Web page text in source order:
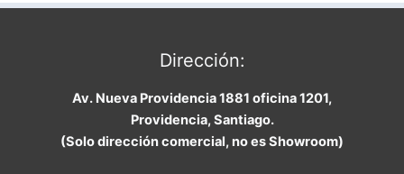
Dirección:
Av. Nueva Providencia 1881 oficina 1201,
Providencia, Santiago.
(Solo dirección comercial, no es Showroom)